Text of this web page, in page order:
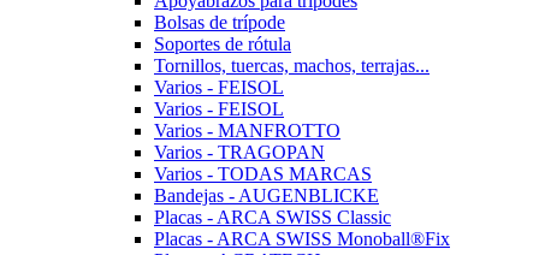
Bolsas de trípode
Soportes de rótula
Tornillos, tuercas, machos, terrajas...
Varios - FEISOL
Varios - FEISOL
Varios - MANFROTTO
Varios - TRAGOPAN
Varios - TODAS MARCAS
Bandejas - AUGENBLICKE
Placas - ARCA SWISS Classic
Placas - ARCA SWISS Monoball®Fix